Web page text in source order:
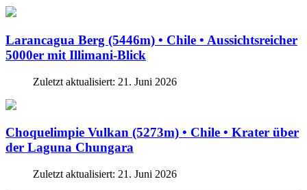
Larancagua Berg (5446m) • Chile • Aussichtsreicher
5000er mit Illimani-Blick
Zuletzt aktualisiert: 21. Juni 2026
Choquelimpie Vulkan (5273m) • Chile • Krater über
der Laguna Chungara
Zuletzt aktualisiert: 21. Juni 2026